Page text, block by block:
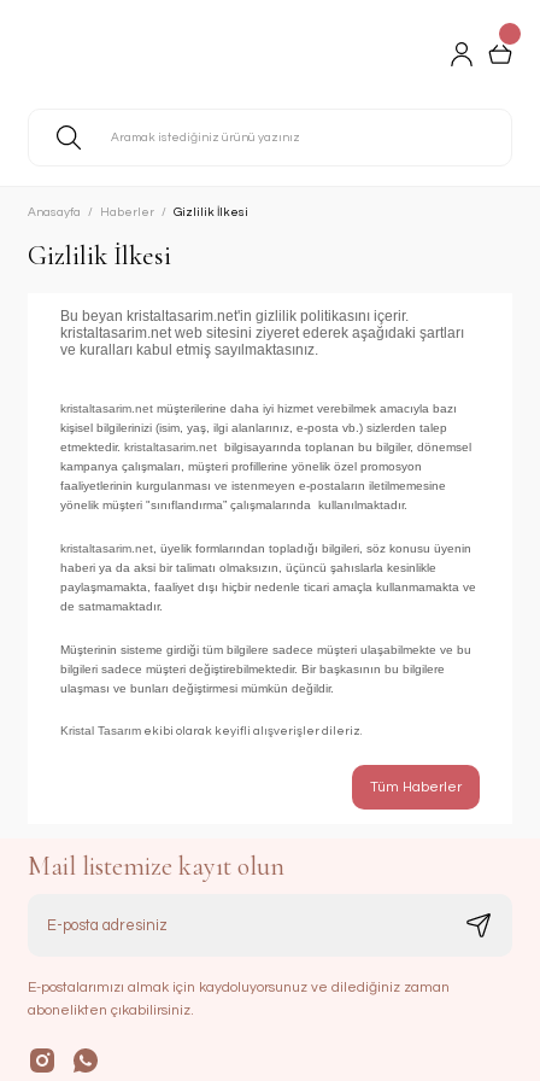
Anasayfa Haberler Gizlilik İlkesi
Gizlilik İlkesi
Bu beyan kristaltasarim.net'in gizlilik politikasını içerir.
kristaltasarim.net web sitesini ziyeret ederek aşağıdaki şartları
ve kuralları kabul etmiş sayılmaktasınız.
kristaltasarim.net müşterilerine daha iyi hizmet verebilmek amacıyla bazı
kişisel bilgilerinizi (isim, yaş, ilgi alanlarınız, e-posta vb.) sizlerden talep
etmektedir. kristaltasarim.net bilgisayarında toplanan bu bilgiler, dönemsel
kampanya çalışmaları, müşteri profillerine yönelik özel promosyon
faaliyetlerinin kurgulanması ve istenmeyen e-postaların iletilmemesine
yönelik müşteri "sınıflandırma” çalışmalarında kullanılmaktadır.
kristaltasarim.net , üyelik formlarından topladığı bilgileri, söz konusu üyenin
haberi ya da aksi bir talimatı olmaksızın, üçüncü şahıslarla kesinlikle
paylaşmamakta, faaliyet dışı hiçbir nedenle ticari amaçla kullanmamakta ve
de satmamaktadır.
Müşterinin sisteme girdiği tüm bilgilere sadece müşteri ulaşabilmekte ve bu
bilgileri sadece müşteri değiştirebilmektedir. Bir başkasının bu bilgilere
ulaşması ve bunları değiştirmesi mümkün değildir.
Kristal Tasarım ekibi olarak keyifli alışverişler dileriz.
Tüm Haberler
Mail listemize kayıt olun
E-postalarımızı almak için kaydoluyorsunuz ve dilediğiniz zaman
abonelikten çıkabilirsiniz.